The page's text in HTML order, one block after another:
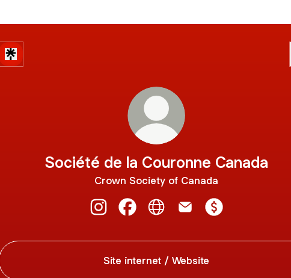
Société de la Couronne Canada
Crown Society of Canada
Site internet / Website